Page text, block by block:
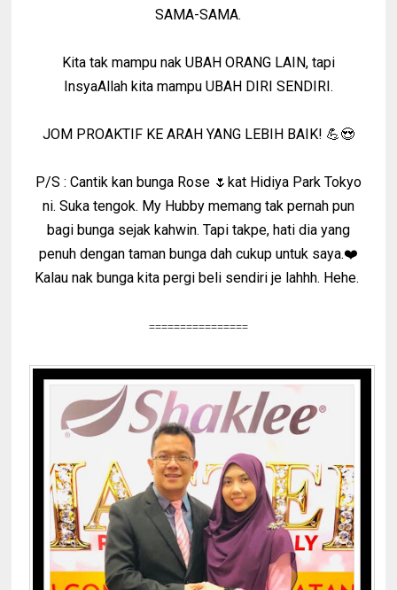
SAMA-SAMA.
Kita tak mampu nak UBAH ORANG LAIN, tapi
InsyaAllah kita mampu UBAH DIRI SENDIRI.
JOM PROAKTIF KE ARAH YANG LEBIH BAIK! 💪😍
P/S : Cantik kan bunga Rose 🌷kat Hidiya Park Tokyo
ni. Suka tengok. My Hubby memang tak pernah pun
bagi bunga sejak kahwin. Tapi takpe, hati dia yang
penuh dengan taman bunga dah cukup untuk saya.❤️
Kalau nak bunga kita pergi beli sendiri je lahhh. Hehe.
================